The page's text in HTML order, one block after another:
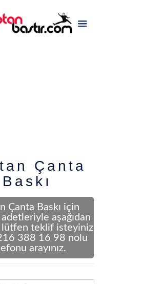
Çanta
Baskı
Çanta Baskı için
aşağıdan
lütfen teklif isteyiniz
388 16 98 nolu
arayınız.